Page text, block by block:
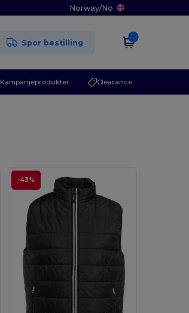
Norway/No
Spor bestilling
Kampanjeprodukter Clearance
-43%